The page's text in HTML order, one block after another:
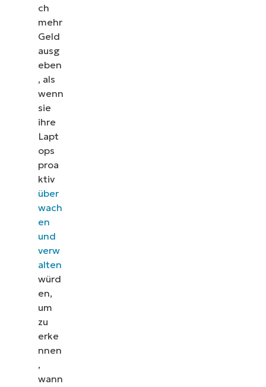
ch
mehr
Geld
ausg
eben
, als
wenn
sie
ihre
Lapt
ops
proa
ktiv
über
wach
en
und
verw
alten
würd
en,
um
zu
erke
nnen
,
wann